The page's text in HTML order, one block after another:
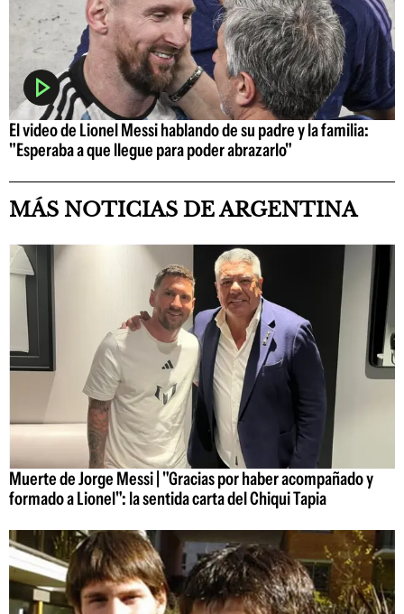
El video de Lionel Messi hablando de su padre y la familia:
"Esperaba a que llegue para poder abrazarlo"
MÁS NOTICIAS DE ARGENTINA
Muerte de Jorge Messi | "Gracias por haber acompañado y
formado a Lionel": la sentida carta del Chiqui Tapia